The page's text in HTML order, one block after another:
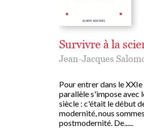
Survivre à la
Jean-Jacques
Pour entrer dans le XXIe
parallèle s'impose avec
siècle : c'était le début
modernité, nous
postmodernité. De......